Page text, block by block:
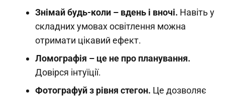
Знімай будь-коли – вдень і вночі. Навіть у
складних умовах освітлення можна
отримати цікавий ефект.
Ломографія – це не про планування.
Довірся інтуїції.
Фотографуй з рівня стегон. Це дозволяє